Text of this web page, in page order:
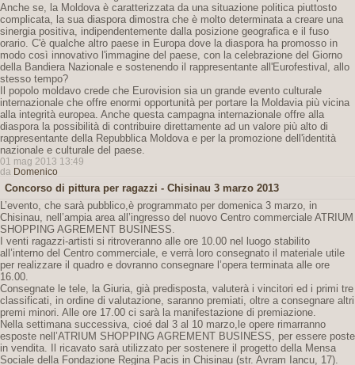
Anche se, la Moldova è caratterizzata da una situazione politica piuttosto
complicata, la sua diaspora dimostra che è molto determinata a creare una
sinergia positiva, indipendentemente dalla posizione geografica e il fuso
orario. C'è qualche altro paese in Europa dove la diaspora ha promosso in
modo così innovativo l'immagine del paese, con la celebrazione del Giorno
della Bandiera Nazionale e sostenendo il rappresentante all'Eurofestival, allo
stesso tempo?
Il popolo moldavo crede che Eurovision sia un grande evento culturale
internazionale che offre enormi opportunità per portare la Moldavia più vicina
alla integrità europea. Anche questa campagna internazionale offre alla
diaspora la possibilità di contribuire direttamente ad un valore più alto di
rappresentante della Repubblica Moldova e per la promozione dell'identità
nazionale e culturale del paese.
01 mag 2013 13:49
da Domenico
Concorso di pittura per ragazzi - Chisinau 3 marzo 2013
L’evento, che sarà pubblico,è programmato per domenica 3 marzo, in
Chisinau, nell’ampia area all’ingresso del nuovo Centro commerciale ATRIUM
SHOPPING AGREMENT BUSINESS.
I venti ragazzi-artisti si ritroveranno alle ore 10.00 nel luogo stabilito
all’interno del Centro commerciale, e verrà loro consegnato il materiale utile
per realizzare il quadro e dovranno consegnare l’opera terminata alle ore
16.00.
Consegnate le tele, la Giuria, già predisposta, valuterà i vincitori ed i primi tre
classificati, in ordine di valutazione, saranno premiati, oltre a consegnare altri
premi minori. Alle ore 17.00 ci sarà la manifestazione di premiazione.
Nella settimana successiva, cioé dal 3 al 10 marzo,le opere rimarranno
esposte nell’ATRIUM SHOPPING AGREMENT BUSINESS, per essere poste
in vendita. Il ricavato sarà utilizzato per sostenere il progetto della Mensa
Sociale della Fondazione Regina Pacis in Chisinau (str. Avram Iancu, 17).